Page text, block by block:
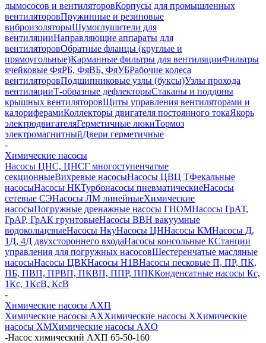
дымососов и вентиляторовКорпусы для промышленных
вентиляторовПружинные и резиновые
виброизоляторыШумоглушители для
вентиляцииНаправляющие аппараты для
вентиляторовОбратные фланцы (круглые и
прямоугольные)Карманные фильтры для вентиляцииФильтры
ячейковые ФяРБ, ФяВБ, ФяУБРабочие колеса
вентиляторовПодшипниковые узлы (буксы)Узлы прохода
вентиляцииТ-образные дефлекторыСтаканы и поддоны
крышных вентиляторовЩиты управления вентиляторами и
калориферамиКоллекторы двигателя постоянного токаЯкорь
электродвигателяГерметичные люкиТормоз
электромагнитныйДвери герметичные
-
Химические насосы
Насосы ЦНС, ЦНСГ многоступенчатые
секционныеВихревые насосыНасосы ЦВЦ ТФекальные
насосыНасосы НКТурбонасосы пневматическиеНасосы
сетевые СЭНасосы ЛМ линейныеХимические
насосыПогружные дренажные насосы ГНОМНасосы ГрАТ,
ГрАР, ГрАК грунтовыеНасосы ВВН вакуумные
водокольцевыеНасосы НкуНасосы ЦННасосы КМНасосы Д,
1Д, 4Д двухстороннего входаНасосы консольные КСтанции
управления для погружных насосовШестеренчатые масляные
насосыНасосы ЦВКНасосы Н1ВНасосы песковые П, ПР, ПК,
ПБ, ПВП, ПРВП, ПКВП, ППР, ППККонденсатные насосы Кс,
1Кс, 1КсВ, КсВ
-
Химические насосы АХП
Химические насосы AXХимические насосы XХимические
насосы XМХимические насосы AXО
-Насос химический АХП 65-50-160